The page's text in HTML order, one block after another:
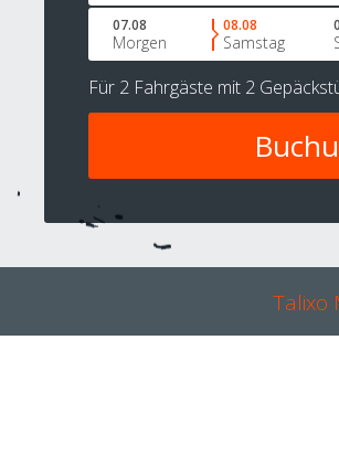
07.08
Morgen
08.08
Samstag
Für 2 Fahrgäste mit 2
Talixo